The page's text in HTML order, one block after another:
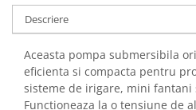
arc electric
Descarcatoare de Supratensiune
Contactoare
Blocuri de Distributie
Tablouri Electrice
Descriere
Aceasta pompa submersibila
eficienta si compacta pentru
sisteme de irigare, mini fantani
Functioneaza la o tensiune de